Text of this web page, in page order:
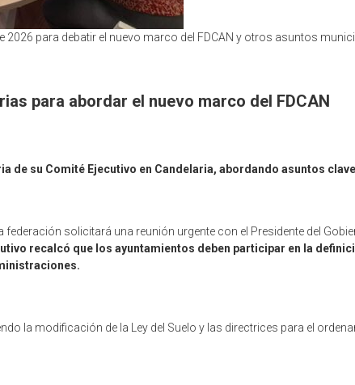
2026 para debatir el nuevo marco del FDCAN y otros asuntos
para abordar el nuevo marco del FDCAN
de su Comité Ejecutivo en Candelaria, abordando asuntos
federación solicitará una reunión urgente con el Presidente del
recalcó que los ayuntamientos deben participar en la
la modificación de la Ley del Suelo y las directrices para el